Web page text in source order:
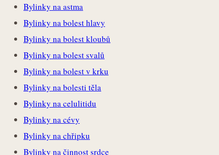
Bylinky na astma
Bylinky na bolest hlavy
Bylinky na bolest kloubů
Bylinky na bolest svalů
Bylinky na bolest v krku
Bylinky na bolesti těla
Bylinky na celulitidu
Bylinky na cévy
Bylinky na chřipku
Bylinky na činnost srdce